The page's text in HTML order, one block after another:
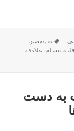
برچسب‌ها
بی تقصیر ،
قلب،مسلم_علادی،
به دست